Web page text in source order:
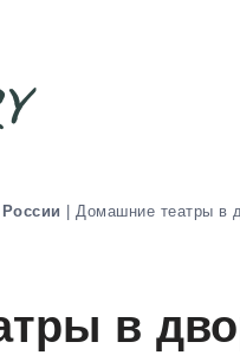
| Домашние театры в
в